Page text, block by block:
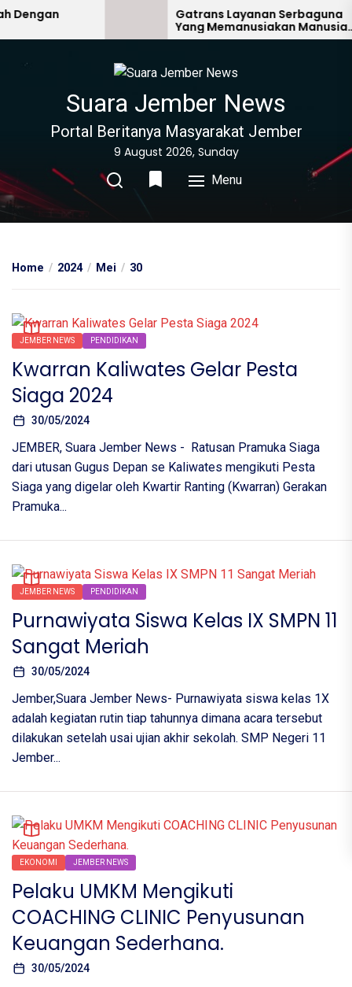
Skip
content
Gatrans Layanan Serbaguna
Yang Memanusiakan Manusia
Lain
Suara Jember News
Portal Beritanya Masyarakat Jember
9 August 2026, Sunday
Menu
Home 2024 Mei 30
JEMBER NEWS PENDIDIKAN
Kwarran Kaliwates Gelar Pesta
Siaga 2024
30/05/2024
JEMBER, Suara Jember News - Ratusan Pramuka Siaga
dari utusan Gugus Depan se Kaliwates mengikuti Pesta
Siaga yang digelar oleh Kwartir Ranting (Kwarran) Gerakan
Pramuka...
JEMBER NEWS PENDIDIKAN
Purnawiyata Siswa Kelas IX SMPN 11
Sangat Meriah
30/05/2024
Jember,Suara Jember News- Purnawiyata siswa kelas 1X
adalah kegiatan rutin tiap tahunnya dimana acara tersebut
dilakukan setelah usai ujian akhir sekolah. SMP Negeri 11
Jember...
EKONOMI JEMBER NEWS
Pelaku UMKM Mengikuti
COACHING CLINIC Penyusunan
Keuangan Sederhana.
30/05/2024